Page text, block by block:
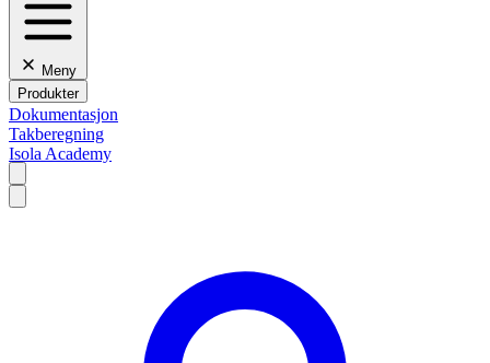
Meny
Produkter
Dokumentasjon
Takberegning
Isola Academy